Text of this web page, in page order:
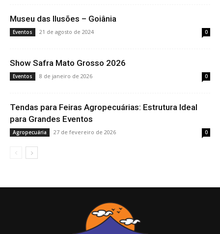
Museu das Ilusões – Goiânia
Eventos 21 de agosto de 2024 0
Show Safra Mato Grosso 2026
Eventos 8 de janeiro de 2026 0
Tendas para Feiras Agropecuárias: Estrutura Ideal
para Grandes Eventos
Agropecuária 27 de fevereiro de 2026 0